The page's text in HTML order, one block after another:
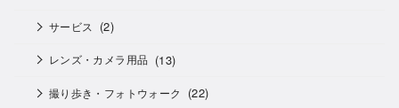
サービス (2)
レンズ・カメラ用品 (13)
撮り歩き・フォトウォーク (22)